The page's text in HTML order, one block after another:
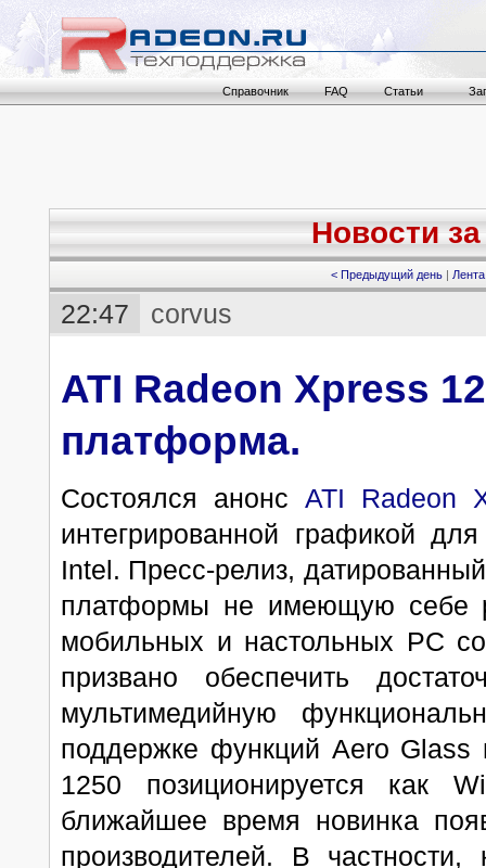
Справочник FAQ Статьи
Новости за
< Предыдущий день | Лента
22:47 corvus
ATI Radeon Xpress
платформа.
Состоялся анонс ATI Radeon
интегрированной графикой
Intel. Пресс-релиз,
платформы не имеющую себе
мобильных и настольных PC
призвано обеспечить
мультимедийную
поддержке функций Aero Glass
1250 позиционируется как
ближайшее время новинка
производителей. В